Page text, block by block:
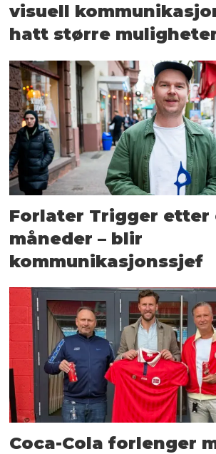
visuell
hatt større
Forlater Trigger etter
måneder – blir
kommunikasjonssjef
Coca-Cola forlenger